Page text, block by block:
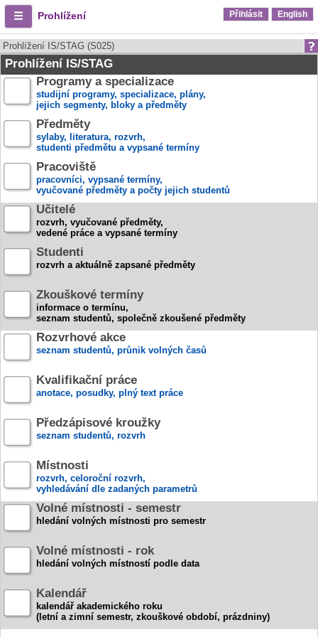
Prohlížení Přihlásit English
Prohlížení IS/STAG (S025)
Prohlížení IS/STAG
Programy a specializace
studijní programy, specializace, plány,
jejich segmenty, bloky a předměty
Předměty
sylaby, literatura, rozvrh,
studenti předmětu a vypsané termíny
Pracoviště
pracovníci, vypsané termíny,
vyučované předměty a počty jejich studentů
Učitelé
rozvrh, vyučované předměty,
vedené práce a vypsané termíny
Studenti
rozvrh a aktuálně zapsané předměty
Zkouškové termíny
informace o termínu,
seznam studentů, společně zkoušené předměty
Rozvrhové akce
seznam studentů, průnik volných časů
Kvalifikační práce
anotace, posudky, plný text práce
Předzápisové kroužky
seznam studentů, rozvrh
Místnosti
rozvrh, celoroční rozvrh,
vyhledávání dle zadaných parametrů
Volné místnosti - semestr
hledání volných místnosti pro semestr
Volné místnosti - rok
hledání volných místností podle data
Kalendář
kalendář akademického roku
(letní a zimní semestr, zkouškové období, prázdniny)